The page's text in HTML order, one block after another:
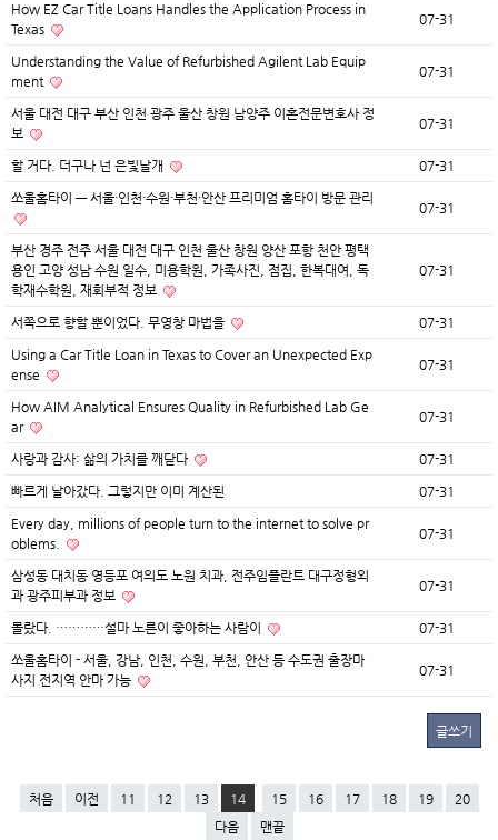
How EZ Car Title Loans Handles the Application Process in
Texas
07-31
Understanding the Value of Refurbished Agilent Lab Equip
ment
07-31
서울 대전 대구 부산 인천 광주 울산 창원 남양주 이혼전문변호사 정
보
07-31
할 거다. 더구나 넌 은빛날개 07-31
쏘울홈타이 — 서울·인천·수원·부천·안산 프리미엄 홈타이 방문 관리
07-31
부산 경주 전주 서울 대전 대구 인천 울산 창원 양산 포항 천안 평택
용인 고양 성남 수원 일수, 미용학원, 가족사진, 점집, 한복대여, 독
학재수학원, 재회부적 정보
07-31
서쪽으로 향할 뿐이었다. 무영창 마법을 07-31
Using a Car Title Loan in Texas to Cover an Unexpected Exp
ense
07-31
How AIM Analytical Ensures Quality in Refurbished Lab Ge
ar
07-31
사랑과 감사: 삶의 가치를 깨닫다 07-31
빠르게 날아갔다. 그렇지만 이미 계산된 07-31
Every day, millions of people turn to the internet to solve pr
oblems.
07-31
삼성동 대치동 영등포 여의도 노원 치과, 전주임플란트 대구정형외
과 광주피부과 정보
07-31
몰랐다. …………설마 노른이 좋아하는 사람이 07-31
쏘울홈타이 - 서울, 강남, 인천, 수원, 부천, 안산 등 수도권 출장마
사지 전지역 안마 가능
07-31
글쓰기
처음 이전 11 12 13 14 15 16 17 18 19
20
다음
맨끝